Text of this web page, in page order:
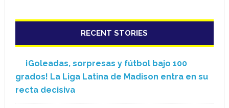
RECENT STORIES
¡Goleadas, sorpresas y fútbol bajo 100
grados! La Liga Latina de Madison entra en su
recta decisiva